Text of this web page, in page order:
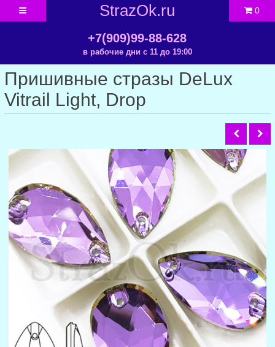
StrazOk.ru
+7(909)99-88-628
в рабочие дни с 11 до 19:00
0
Пришивные стразы DeLux
Vitrail Light, Drop